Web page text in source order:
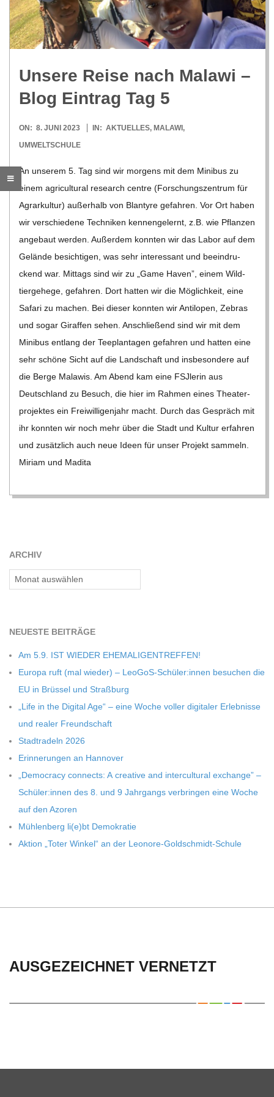
R
E
G
O
L
D
S
C
H
M
D
T
-
C
H
U
L
E
Unsere Reise nach Malawi –
Blog Ein­trag Tag 5
2023-
06-
ON: 8. JUNI 2023 IN: AKTUELLES, MALAWI ,
UMWELTSCHULE
An unse­rem 5. Tag sind wir mor­gens mit dem Mini­bus zu
einem agri­cul­tu­ral rese­arch centre (For­schungs­zen­trum für
Agrar­kul­tur) außer­halb von Blan­tyre gefah­ren. Vor Ort haben
wir ver­schie­dene Tech­ni­ken ken­nen­ge­lernt, z.B. wie Pflan­zen
ange­baut wer­den. Außer­dem konn­ten wir das Labor auf dem
Gelände besich­ti­gen, was sehr inter­es­sant und beein­dru­
ckend war. Mit­tags sind wir zu „Game Haven”, einem Wild­
tier­ge­hege, gefah­ren. Dort hat­ten wir die Mög­lich­keit, eine
Safari zu machen. Bei die­ser konn­ten wir Anti­lo­pen, Zebras
und sogar Giraf­fen sehen. Anschlie­ßend sind wir mit dem
Mini­bus ent­lang der Tee­plan­ta­gen gefah­ren und hat­ten eine
sehr schöne Sicht auf die Land­schaft und ins­be­son­dere auf
die Berge Mala­wis. Am Abend kam eine FSJ­le­rin aus
Deutsch­land zu Besuch, die hier im Rah­men eines Thea­ter­
pro­jek­tes ein Frei­wil­li­gen­jahr macht. Durch das Gespräch mit
ihr konn­ten wir noch mehr über die Stadt und Kul­tur erfah­ren
und zusätz­lich auch neue Ideen für unser Pro­jekt sam­meln.
Miriam und Madita
ARCHIV
Archiv
NEU­ESTE BEITRÄGE
Am 5.9. IST WIEDER EHEMALIGENTREFFEN!
Europa ruft (mal wie­der) – LeoGoS-Schüler:innen besu­chen die
EU in Brüs­sel und Straßburg
„Life in the Digi­tal Age“ – eine Woche vol­ler digi­ta­ler Erleb­nisse
und rea­ler Freundschaft
Stadt­ra­deln 2026
Erin­ne­run­gen an Hannover
„Demo­cracy con­nects: A crea­tive and inter­cul­tu­ral exch­ange” –
Schüler:innen des 8. und 9 Jahr­gangs ver­brin­gen eine Woche
auf den Azoren
Müh­len­berg li(e)bt Demokratie
Aktion „Toter Win­kel“ an der Leonore-Goldschmidt-Schule
AUSGEZEICHNET VERNETZT